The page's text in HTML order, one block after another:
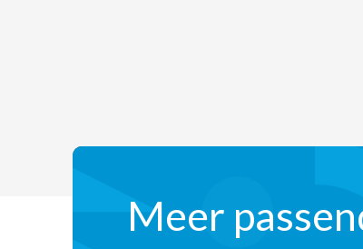
Meer